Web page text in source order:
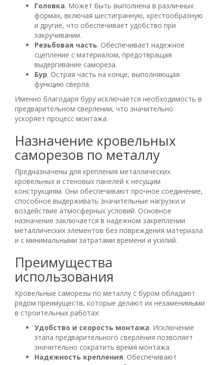
Головка. Может быть выполнена в различных
формах, включая шестигранную, крестообразную
и другие, что обеспечивает удобство при
закручивании.
Резьбовая часть. Обеспечивает надежное
сцепление с материалом, предотвращая
выдергивание самореза.
Бур. Острая часть на конце, выполняющая
функцию сверла.
Именно благодаря буру исключается необходимость в
предварительном сверлении, что значительно
ускоряет процесс монтажа.
Назначение кровельных
саморезов по металлу
Предназначены для крепления металлических
кровельных и стеновых панелей к несущим
конструкциям. Они обеспечивают прочное соединение,
способное выдерживать значительные нагрузки и
воздействие атмосферных условий. Основное
назначение заключается в надежном закреплении
металлических элементов без повреждения материала
и с минимальными затратами времени и усилий.
Преимущества
использования
Кровельные саморезы по металлу с буром обладают
рядом преимуществ, которые делают их незаменимыми
в строительных работах:
Удобство и скорость монтажа. Исключение
этапа предварительного сверления позволяет
значительно сократить время монтажа.
Надежность крепления. Обеспечивают